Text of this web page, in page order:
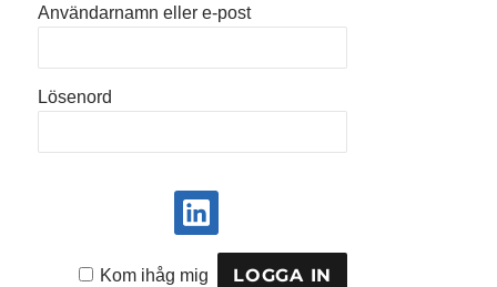
Användarnamn eller e-post
Lösenord
Kom ihåg mig